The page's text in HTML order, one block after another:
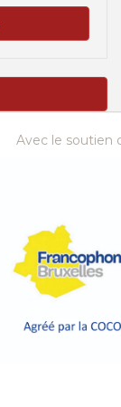
Avec le soutien